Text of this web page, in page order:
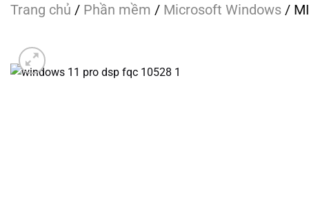
Trang chủ / Phần mềm / Microsoft Windows /